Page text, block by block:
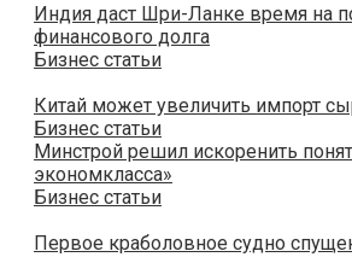
Индия даст Шри-Ланке время на
финансового долга
Бизнес статьи
Китай может увеличить импорт
Бизнес статьи
Минстрой решил искоренить
экономкласса»
Бизнес статьи
Первое краболовное судно